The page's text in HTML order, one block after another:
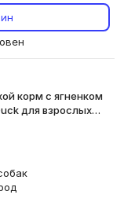
корм с ягненком
для взрослых
12 кг